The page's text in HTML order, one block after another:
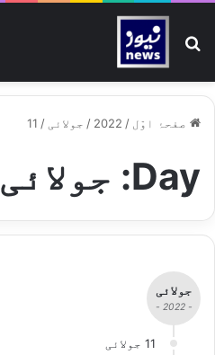
تلاش کیجیے
صفحۂ اوّل /
2022
/ جولائی /
11
Day: جولائی 11، 2022
جولائی
- 2022 -
11 جولائی